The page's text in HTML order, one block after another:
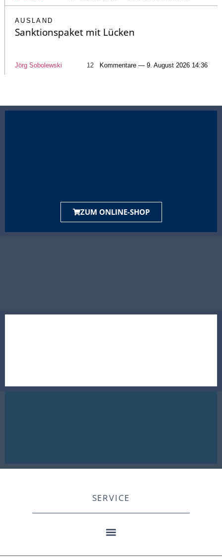
AUSLAND
Sanktionspaket mit Lücken
Jörg Sobolewski 12 Kommentare — 9. August 2026 14:36
ZUM ONLINE-SHOP
SERVICE